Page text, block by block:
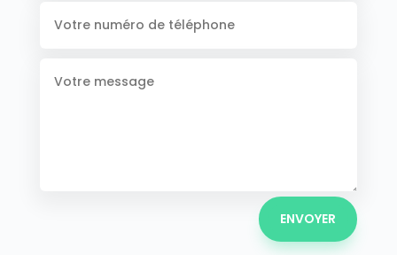
ENVOYER